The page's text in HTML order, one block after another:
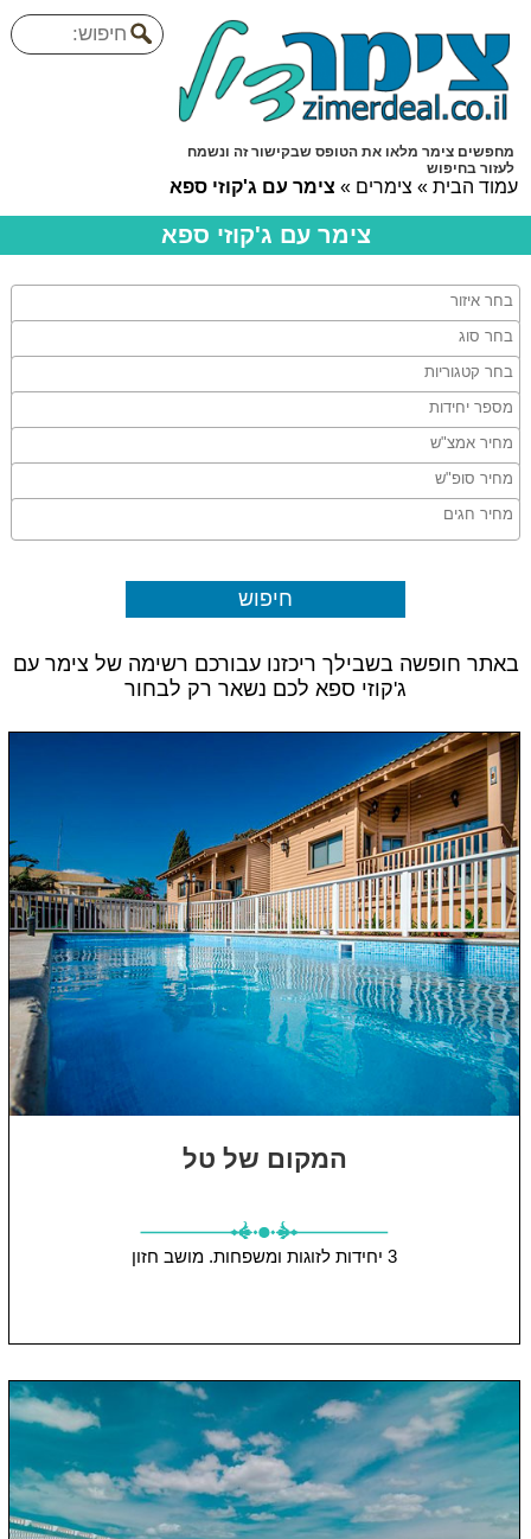
מחפשים צימר מלאו את הטופס שבקישור זה ונשמח
לעזור בחיפוש
עמוד הבית » צימרים » צימר עם ג'קוזי ספא
צימר עם ג'קוזי ספא
באתר חופשה בשבילך ריכזנו עבורכם רשימה של צימר עם
ג'קוזי ספא לכם נשאר רק לבחור
המקום של טל
3 יחידות לזוגות ומשפחות. מושב חזון